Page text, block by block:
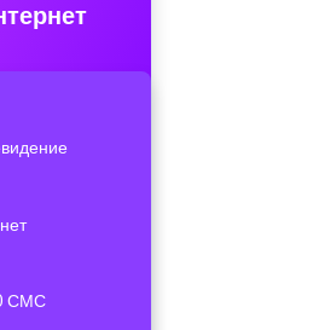
СМС